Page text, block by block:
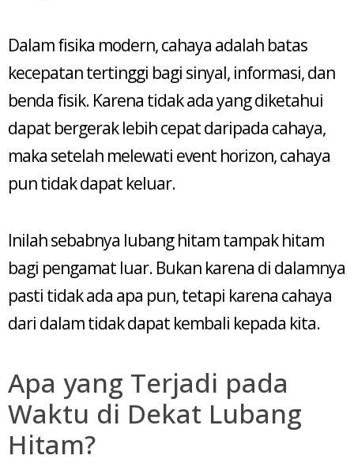
Dalam fisika modern, cahaya adalah batas
kecepatan tertinggi bagi sinyal, informasi, dan
benda fisik. Karena tidak ada yang diketahui
dapat bergerak lebih cepat daripada cahaya,
maka setelah melewati event horizon, cahaya
pun tidak dapat keluar.
Inilah sebabnya lubang hitam tampak hitam
bagi pengamat luar. Bukan karena di dalamnya
pasti tidak ada apa pun, tetapi karena cahaya
dari dalam tidak dapat kembali kepada kita.
Apa yang Terjadi pada
Waktu di Dekat Lubang
Hitam?